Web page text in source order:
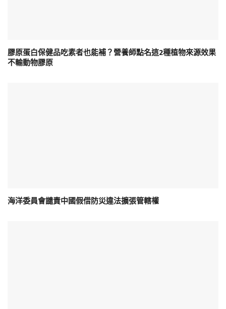
膠原蛋白保健品吃素者也能補？營養師點名這2種植物來源效果
不輸動物膠原
海洋委員會譴責中國假借防災違法擴張管轄權